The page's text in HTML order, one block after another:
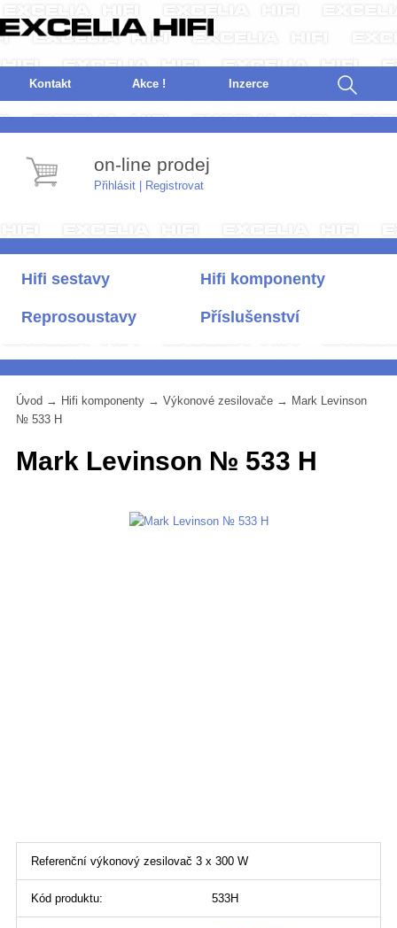
Kontakt Akce ! nzerce
on-line prodej
Přihlásit Registrovat
Hifi sestavy Hifi komponenty
Reprosoustavy Příslušenství
Úvod → Hifi komponenty → Výkonové zesilovače → Mark Levinson
№ 533 H
Mark Levinson № 533 H
Referenční výkonový zesilovač 3 x 300 W
Kód produktu: 533H